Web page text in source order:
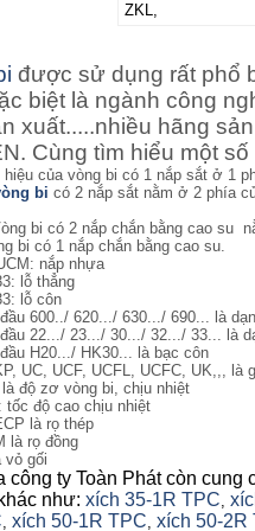
ZKL,
được sử dụng rất phổ
biệt là ngành công
xuất.....nhiều hãng
Cùng tìm hiểu một
của vòng bi có 1 nắp sắt ở 1
bi có 2 nắp sắt nằm ở 2 phía
bi có 2 nắp chắn bằng cao su
bi có 1 nắp chắn bằng cao su.
nắp nhựa
lỗ thẳng
lỗ côn
600../ 620.../ 630.../ 690... là
22.../ 23.../ 30.../ 32.../ 33... là
H20.../ HK30... là bạc côn
UC, UCF, UCFL, UCFC, UK,,, là
độ zơ vòng bi, chịu nhiệt
tốc độ cao chịu nhiệt
là rọ thép
là rọ đồng
vỏ gối
công ty Toàn Phát còn cung
như: xích 35-1R TPC,
, xích 50-1R TPC, xích 50-2R